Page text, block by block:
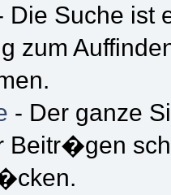
Die Suche
zum
- Der ganze
Beitr�gen